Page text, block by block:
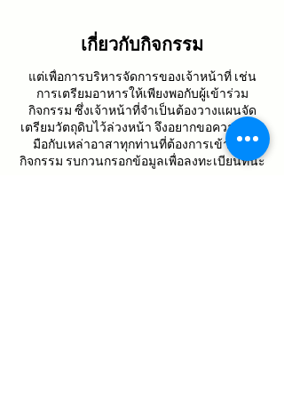
เกี่ยวกับกิจกรรม
แต่เพื่อการบริหารจัดการของเจ้าหน้าที่ เช่น
การเตรียมอาหารให้เพียงพอกับผู้เข้าร่วม
กิจกรรม ซึ่งเจ้าหน้าที่จำเป็นต้องวางแผนจัด
เตรียมวัตถุดิบไว้ล่วงหน้า จึงอยากขอความร่วม
มือกับเหล่าอาสาทุกท่านที่ต้องการเข้าร่วม
กิจกรรม รบกวนกรอกข้อมูลเพื่อลงทะเบียนทีนะ